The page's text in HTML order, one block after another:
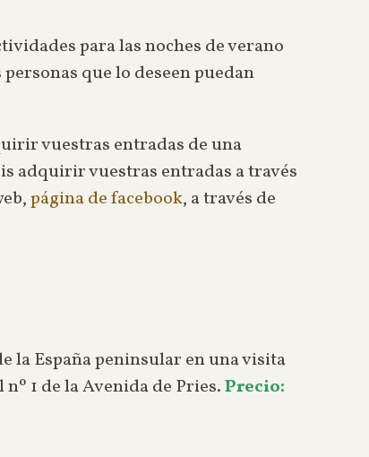
para las noches de verano
que lo deseen puedan
vuestras entradas de una
adquirir vuestras entradas a través
página de facebook, a través de
la España peninsular en una visita
1 de la Avenida de Pries.Precio: